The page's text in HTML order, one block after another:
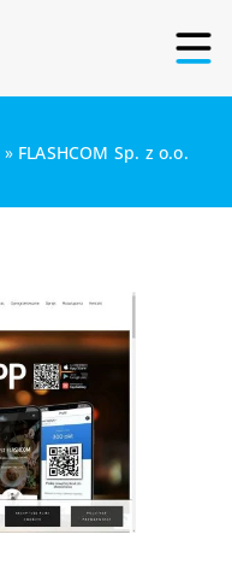
» FLASHCOM Sp. z o.o.